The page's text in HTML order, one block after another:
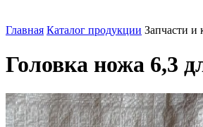
Главная Каталог продукции Запчасти
Головка ножа 6,3